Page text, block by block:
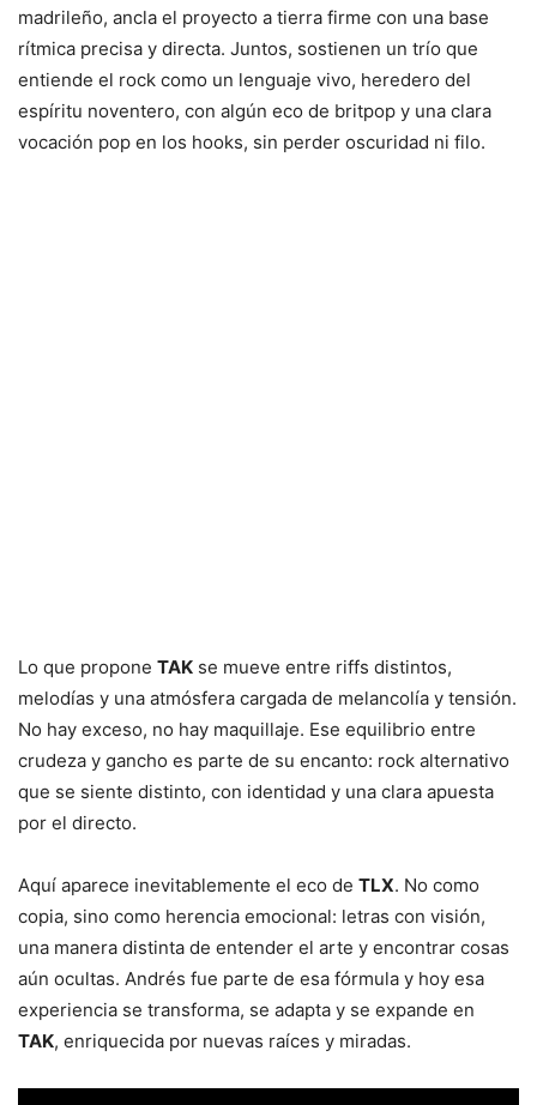
madrileño, ancla el proyecto a tierra firme con una base
rítmica precisa y directa. Juntos, sostienen un trío que
entiende el rock como un lenguaje vivo, heredero del
espíritu noventero, con algún eco de britpop y una clara
vocación pop en los hooks, sin perder oscuridad ni filo.
Lo que propone TAK se mueve entre riffs distintos,
melodías y una atmósfera cargada de melancolía y tensión.
No hay exceso, no hay maquillaje. Ese equilibrio entre
crudeza y gancho es parte de su encanto: rock alternativo
que se siente distinto, con identidad y una clara apuesta
por el directo.
Aquí aparece inevitablemente el eco de TLX. No como
copia, sino como herencia emocional: letras con visión,
una manera distinta de entender el arte y encontrar cosas
aún ocultas. Andrés fue parte de esa fórmula y hoy esa
experiencia se transforma, se adapta y se expande en
TAK, enriquecida por nuevas raíces y miradas.